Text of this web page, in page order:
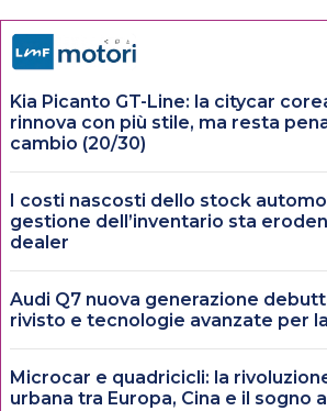
Kia Picanto GT-Line: la citycar
rinnova con più stile, ma resta
cambio (20/30)
I costi nascosti dello stock
gestione dell’inventario sta
dealer
Audi Q7 nuova generazione
rivisto e tecnologie avanzate per
Microcar e quadricicli: la
urbana tra Europa, Cina e il sogno